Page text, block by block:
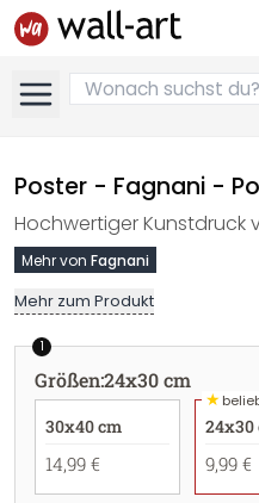
Poster - Fagnani -
Hochwertiger Kunstdruck
Mehr von Fagnani
Mehr zum Produkt
1
Größen:24x30 cm
30x40 cm
14,99 €
★
24x30
9,99 €